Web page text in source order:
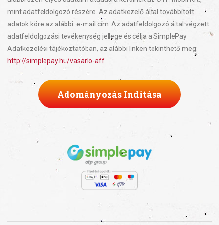
mint adatfeldolgozó részére. Az adatkezelő által továbbított
adatok köre az alábbi: e-mail cím. Az adatfeldolgozó által végzett
adatfeldolgozási tevékenység jellege és célja a SimplePay
Adatkezelési tájékoztatóban, az alábbi linken tekinthető meg:
http://simplepay.hu/vasarlo-aff
Adományozás Indítása